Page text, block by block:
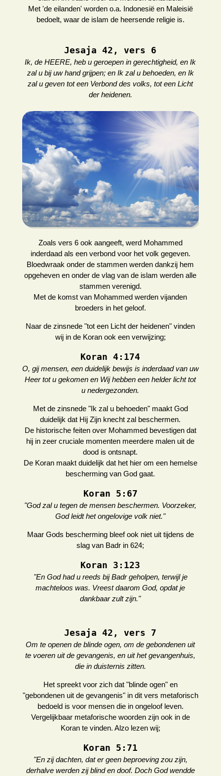
Met 'de eilanden' worden o.a. Indonesië en Maleisië
bedoelt, waar de islam de heersende religie is.
Jesaja 42, vers 6
Ik, de HEERE, heb u geroepen in gerechtigheid, en Ik
zal u bij uw hand grijpen; en Ik zal u behoeden, en Ik
zal u geven tot een Verbond des volks, tot een Licht
der heidenen.
Zoals vers 6 ook aangeeft, werd Mohammed
inderdaad als een verbond voor het volk gegeven.
Bloedwraak onder de stammen werden dankzij hem
opgeheven en onder de vlag van de islam werden alle
stammen verenigd.
Met de komst van Mohammed werden vijanden
broeders in het geloof.
Naar de zinsnede "tot een Licht der heidenen" vinden
wij in de Koran ook een verwijzing;
Koran 4:174
O, gij mensen, een duidelijk bewijs is inderdaad van uw
Heer tot u gekomen en Wij hebben een helder licht tot
u nedergezonden.
Met de zinsnede "Ik zal u behoeden" maakt God
duidelijk dat Hij Zijn knecht zal beschermen.
De historische feiten over Mohammed bevestigen dat
hij in zeer cruciale momenten meerdere malen uit de
dood is ontsnapt.
De Koran maakt duidelijk dat het hier om een hemelse
bescherming van God gaat.
Koran 5:67
"God zal u tegen de mensen beschermen. Voorzeker,
God leidt het ongelovige volk niet."
Maar Gods bescherming bleef ook niet uit tijdens de
slag van Badr in 624;
Koran 3:123
"En God had u reeds bij Badr geholpen, terwijl je
machteloos was. Vreest daarom God, opdat je
dankbaar zult zijn."
Jesaja 42, vers 7
Om te openen de blinde ogen, om de gebondenen uit
te voeren uit de gevangenis, en uit het gevangenhuis,
die in duisternis zitten.
Het spreekt voor zich dat "blinde ogen" en
"gebondenen uit de gevangenis" in dit vers metaforisch
bedoeld is voor mensen die in ongeloof leven.
Vergelijkbaar metaforische woorden zijn ook in de
Koran te vinden. Alzo lezen wij;
Koran 5:71
"En zij dachten, dat er geen beproeving zou zijn,
derhalve werden zij blind en doof. Doch God wendde